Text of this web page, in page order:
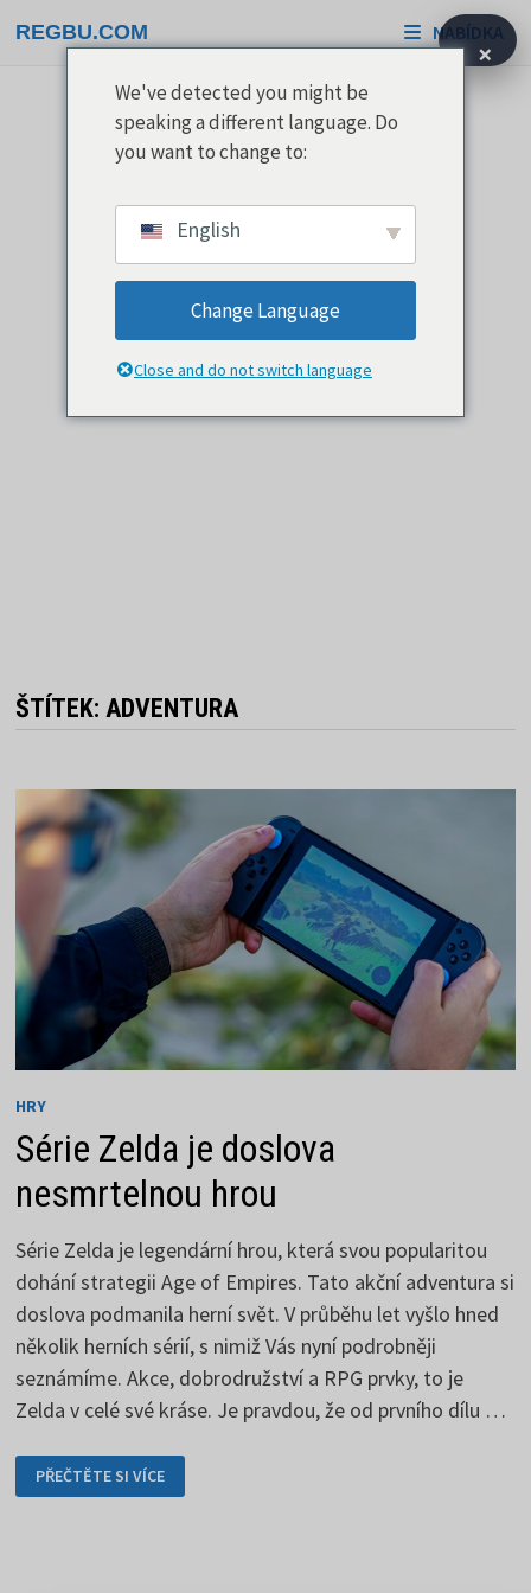
na
REGBU.COM NABÍDKA
ŠTÍTEK:ADVENTURA
HRY
Série Zelda je doslova
nesmrtelnou hrou
Série Zelda je legendární hrou, která svou popularitou
dohání strategii Age of Empires. Tato akční adventura si
doslova podmanila herní svět. V průběhu let vyšlo hned
několik herních sérií, s nimiž Vás nyní podrobněji
seznámíme. Akce, dobrodružství a RPG prvky, to je
Zelda v celé své kráse. Je pravdou, že od prvního dílu …
SÉRIE
ZELDA
JE
PŘEČTĚTE SI VÍCE
×
We've detected you might be
speaking a different language. Do
you want to change to:
English
Change Language
Close and do not switch language